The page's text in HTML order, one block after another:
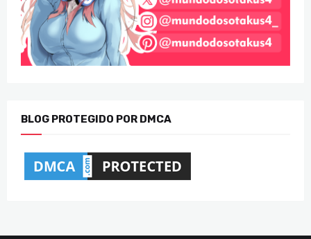
BLOG PROTEGIDO POR DMCA